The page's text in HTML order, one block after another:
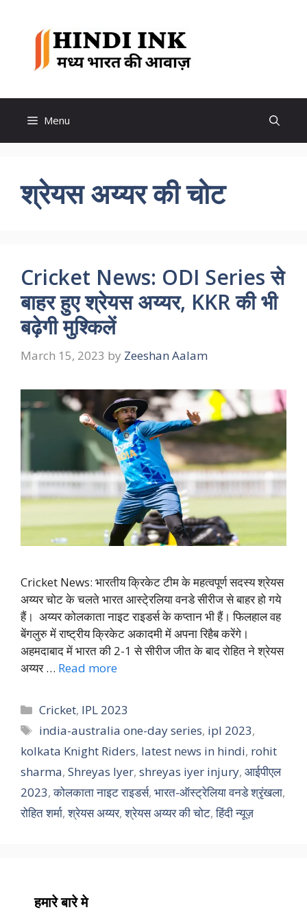
content
Menu
श्रेयस अय्यर की चोट
Cricket News: ODI Series से
बाहर हुए श्रेयस अय्यर, KKR की भी
बढ़ेगी मुश्किलें
March 15, 2023 by Zeeshan Aalam
Cricket News: भारतीय क्रिकेट टीम के महत्वपूर्ण सदस्य श्रेयस
अय्यर चोट के चलते भारत आस्टे्रलिया वनडे सीरीज से बाहर हो गये
हैं। अय्यर कोलकाता नाइट राइडर्स के कप्तान भी हैं। फिलहाल वह
बेंगलुरु में राष्ट्रीय क्रिकेट अकादमी में अपना रिहैब करेंगे।
अहमदाबाद में भारत की 2-1 से सीरीज जीत के बाद रोहित ने श्रेयस
अय्यर … Read more
Categories
Cricket, IPL 2023
Tags
india-australia one-day series, ipl 2023,
kolkata Knight Riders, latest news in hindi, rohit
sharma, Shreyas Iyer, shreyas iyer injury, आईपीएल
2023,कोलकाता नाइट राइडर्स, भारत-ऑस्ट्रेलिया वनडे श्रृंखला,
रोहित शर्मा,श्रेयस अय्यर,श्रेयस अय्यर की चोट,हिंदी न्यूज़
हमारे बारे मे